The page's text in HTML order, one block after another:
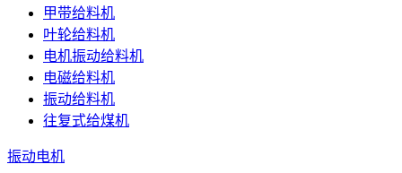
甲带给料机
叶轮给料机
电机振动给料机
电磁给料机
振动给料机
往复式给煤机
振动电机